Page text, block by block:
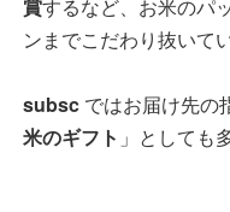
賞するなど、お米のパ
ンまでこだわり抜いて
subsc ではお届け先の
米のギフト 」としても